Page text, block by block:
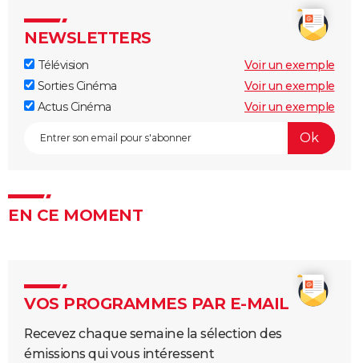
NEWSLETTERS
Télévision
Voir un exemple
Sorties Cinéma
Voir un exemple
Actus Cinéma
Voir un exemple
EN CE MOMENT
VOS PROGRAMMES PAR E-MAIL
Recevez chaque semaine la sélection des
émissions qui vous intéressent